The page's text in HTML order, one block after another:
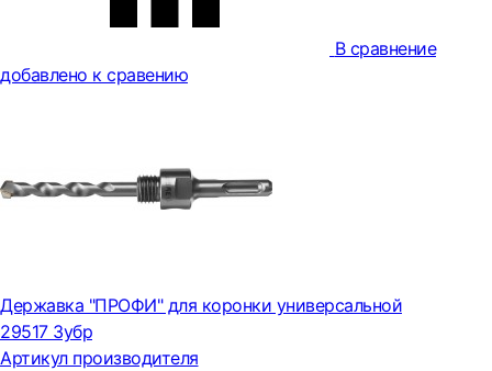
В сравнение
добавлено к сравению
Державка "ПРОФИ" для коронки универсальной
29517 Зубр
Артикул производителя